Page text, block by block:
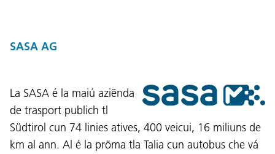
SASA AG
La SASA é la maiú aziënda
de trasport publich tl
Südtirol cun 74 linies atives, 400 veicui, 16 miliuns de
km al ann. Al é la pröma tla Talia cun autobus che vá